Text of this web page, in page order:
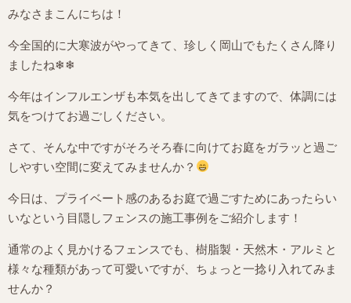
みなさまこんにちは！
今全国的に大寒波がやってきて、珍しく岡山でもたくさん降り
ましたね❄❄
今年はインフルエンザも本気を出してきてますので、体調には
気をつけてお過ごしください。
さて、そんな中ですがそろそろ春に向けてお庭をガラッと過ご
しやすい空間に変えてみませんか？
今日は、プライベート感のあるお庭で過ごすためにあったらい
いなという目隠しフェンスの施工事例をご紹介します！
通常のよく見かけるフェンスでも、樹脂製・天然木・アルミと
様々な種類があって可愛いですが、ちょっと一捻り入れてみま
せんか？